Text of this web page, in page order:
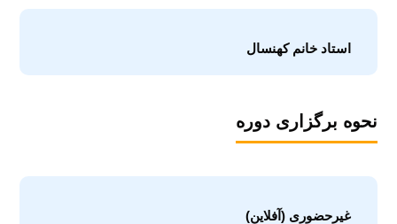
استاد خانم کهنسال
نحوه برگزاری دوره
غیرحضوری (آفلاین)